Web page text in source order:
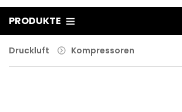
PRODUKTE
Druckluft Kompressoren